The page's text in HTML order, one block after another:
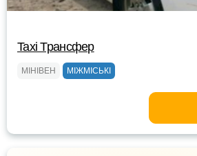
Taxi Трансфер
МІНІВЕН МІЖМІСЬКІ